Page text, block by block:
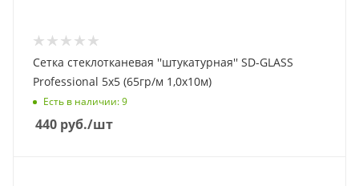
Сетка стеклотканевая ''штукатурная'' SD-GLASS
Professional 5х5 (65гр/м 1,0х10м)
Есть в наличии: 9
440 руб./шт